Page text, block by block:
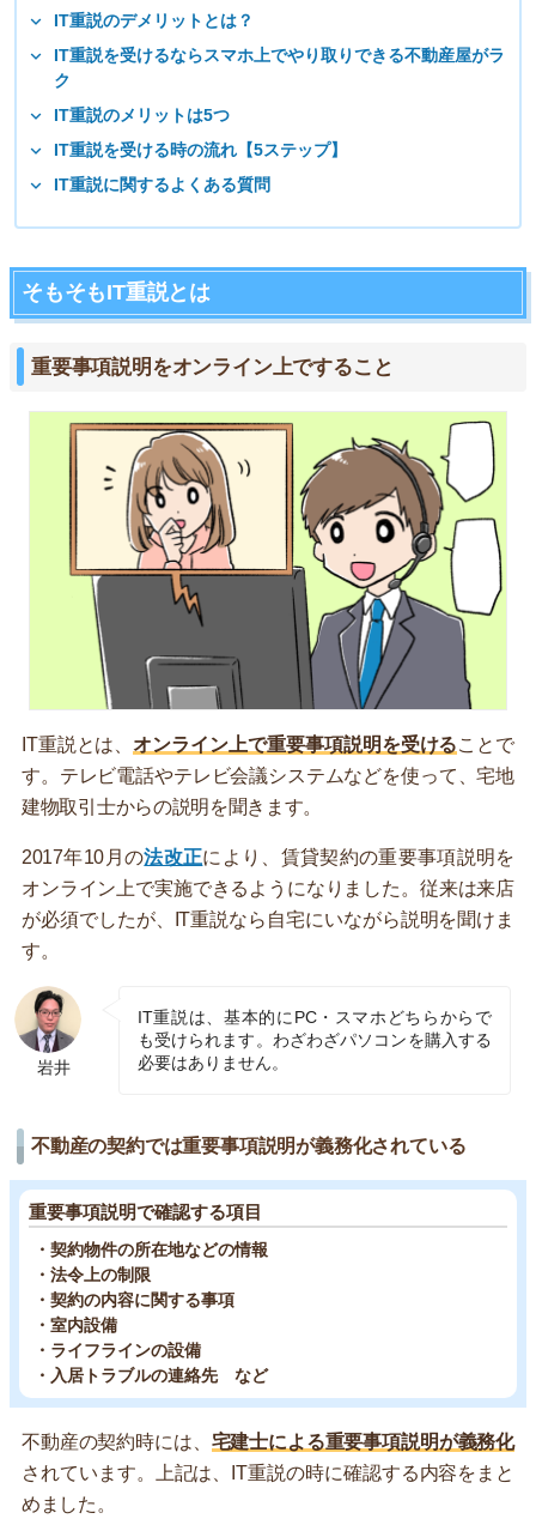
IT重説のデメリットとは？
IT重説を受けるならスマホ上でやり取りできる不動産屋がラ
ク
IT重説のメリットは5つ
IT重説を受ける時の流れ【5ステップ】
IT重説に関するよくある質問
そもそもIT重説とは
重要事項説明をオンライン上ですること
IT重説とは、 オンライン上で重要事項説明を受けることで
す。テレビ電話やテレビ会議システムなどを使って、宅地
建物取引士からの説明を聞きます。
2017年10月の法改正により、賃貸契約の重要事項説明を
オンライン上で実施できるようになりました。従来は来店
が必須でしたが、IT重説なら自宅にいながら説明を聞けま
す。
岩井
IT重説は、基本的にPC・スマホどちらからで
も受けられます。わざわざパソコンを購入する
必要はありません。
不動産の契約では重要事項説明が義務化されている
重要事項説明で確認する項目
・契約物件の所在地などの情報
・法令上の制限
・契約の内容に関する事項
・室内設備
・ライフラインの設備
・入居トラブルの連絡先 など
不動産の契約時には、 宅建士による重要事項説明が義務化
されています。上記は、IT重説の時に確認する内容をまと
めました。